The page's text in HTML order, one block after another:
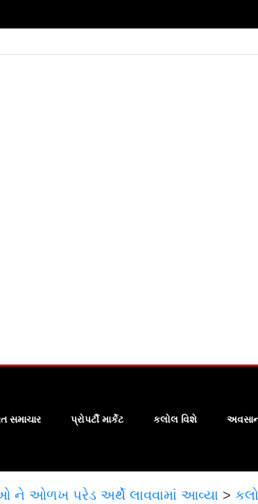
સમાચાર પ્રોપર્ટી માર્કેટ કલોલ વિશે
ને ઓળખ પરેડ અર્થે લાવવામાં આવ્યા >